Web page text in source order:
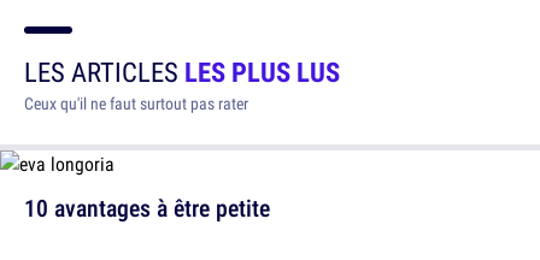
LES ARTICLES LES PLUS LUS
Ceux qu'il ne faut surtout pas rater
10 avantages à être petite